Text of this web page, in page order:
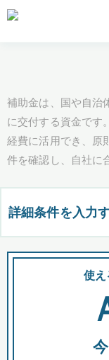
補助金は、国や自治
に交付する資金です
経費に活用でき、原
件を確認し、自社に
詳細条件を入力
都道府県
全国の検索
使え